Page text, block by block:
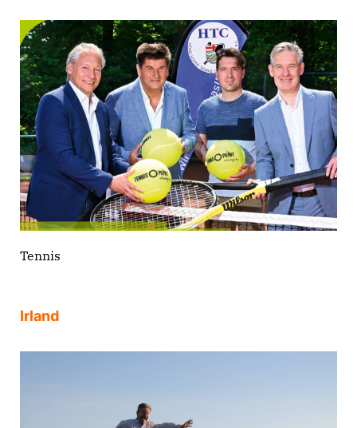
Tennis
Irland